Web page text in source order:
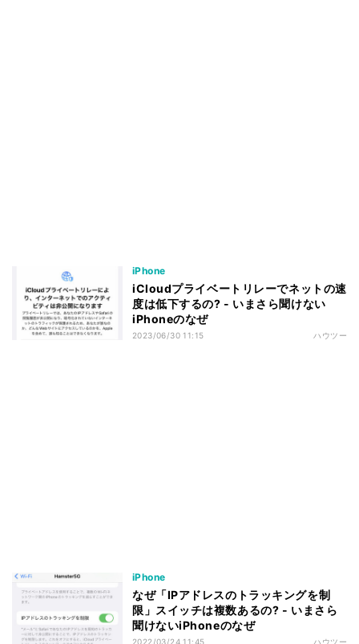
iPhone
iCloudプライベートリレーでネットの速
度は低下するの? - いまさら聞けない
iPhoneのなぜ
2023/06/30 11:15 ハウツー
iPhone
なぜ「IPアドレスのトラッキングを制
限」スイッチは複数あるの? - いまさら
聞けないiPhoneのなぜ
2022/03/24 11:45 ハウツー